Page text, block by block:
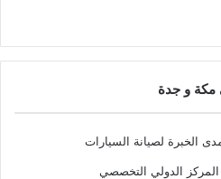
و جدة
الخبرة لصيانة السيارات
الدولي التخصصي